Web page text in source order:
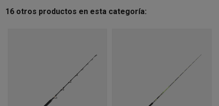
16 otros productos en esta categoría: